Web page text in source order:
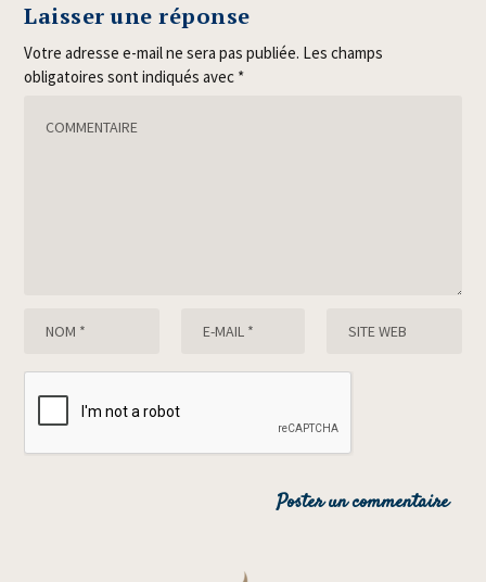
Laisser une réponse
Votre adresse e-mail ne sera pas publiée. Les champs
obligatoires sont indiqués avec *